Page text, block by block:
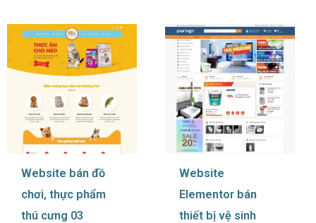
Website bán đồ
chơi, thực phẩm
thú cưng 03
Website
Elementor bán
thiết bị vệ sinh